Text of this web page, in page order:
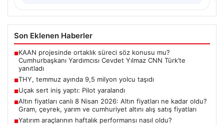
Son Eklenen Haberler
■KAAN projesinde ortaklık süreci söz konusu mu?
Cumhurbaşkanı Yardımcısı Cevdet Yılmaz CNN Türk’te
yanıtladı
■THY, temmuz ayında 9,5 milyon yolcu taşıdı
■Uçak sert iniş yaptı: Pilot yaralandı
■Altın fiyatları canlı 8 Nisan 2026: Altın fiyatları ne kadar oldu?
Gram, çeyrek, yarım ve cumhuriyet altını alış satış fiyatları
■Yatırım araçlarının haftalık performansı nasıl oldu?